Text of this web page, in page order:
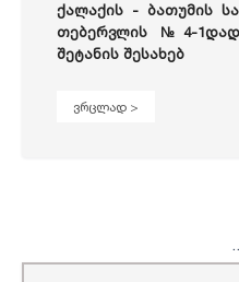
ქალაქის - ბათუმის
თებერვლის №4-
შეტანის შესახებ
ვრცლად >